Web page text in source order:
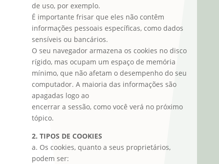
de uso, por exemplo.
É importante frisar que eles não contêm
informações pessoais específicas, como dados
sensíveis ou bancários.
O seu navegador armazena os cookies no disco
rígido, mas ocupam um espaço de memória
mínimo, que não afetam o desempenho do seu
computador. A maioria das informações são
apagadas logo ao
encerrar a sessão, como você verá no próximo
tópico.
2. TIPOS DE COOKIES
a. Os cookies, quanto a seus proprietários,
podem ser: